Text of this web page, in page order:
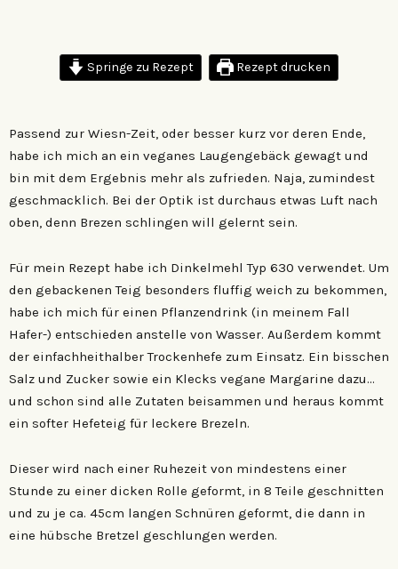
Springe zu Rezept Rezept drucken
Passend zur Wiesn-Zeit, oder besser kurz vor deren Ende,
habe ich mich an ein veganes Laugengebäck gewagt und
bin mit dem Ergebnis mehr als zufrieden. Naja, zumindest
geschmacklich. Bei der Optik ist durchaus etwas Luft nach
oben, denn Brezen schlingen will gelernt sein.
Für mein Rezept habe ich Dinkelmehl Typ 630 verwendet. Um
den gebackenen Teig besonders fluffig weich zu bekommen,
habe ich mich für einen Pflanzendrink (in meinem Fall
Hafer-) entschieden anstelle von Wasser. Außerdem kommt
der einfachheithalber Trockenhefe zum Einsatz. Ein bisschen
Salz und Zucker sowie ein Klecks vegane Margarine dazu…
und schon sind alle Zutaten beisammen und heraus kommt
ein softer Hefeteig für leckere Brezeln.
Dieser wird nach einer Ruhezeit von mindestens einer
Stunde zu einer dicken Rolle geformt, in 8 Teile geschnitten
und zu je ca. 45cm langen Schnüren geformt, die dann in
eine hübsche Bretzel geschlungen werden.